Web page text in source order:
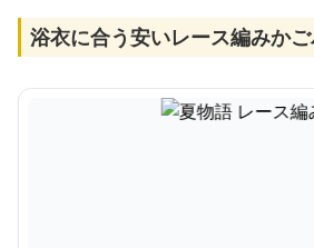
浴衣に合う安いレース編みか